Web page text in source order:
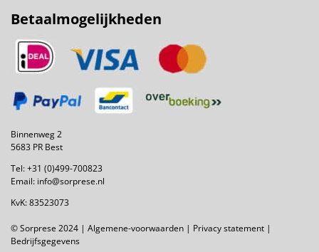
Betaalmogelijkheden
Binnenweg 2
5683 PR Best
Tel:+31 (0)499-700823
Email: info@sorprese.nl
KvK: 83523073
© Sorprese 2024 | Algemene-voorwaarden | Privacy statement |
Bedrijfsgegevens